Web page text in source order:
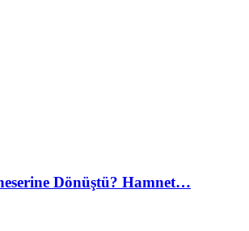
Dönüştü? Hamnet…